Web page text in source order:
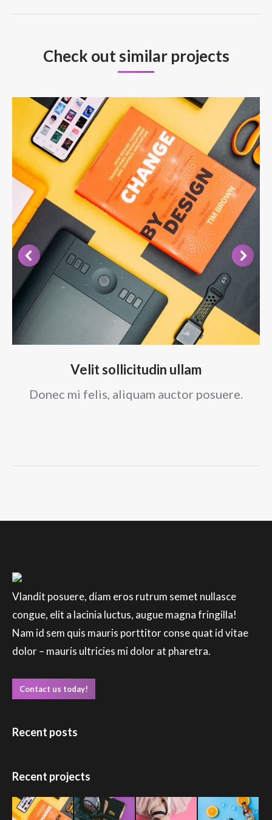
Check out similar projects
Velit sollicitudin ullam
Donec mi felis, aliquam auctor posuere.
Vlandit posuere, diam eros rutrum semet nullasce
congue, elit a lacinia luctus, augue magna fringilla!
Nam id sem quis mauris porttitor conse quat id vitae
dolor – mauris ultricies mi dolor at pharetra.
Contact us today!
Recent posts
Recent projects